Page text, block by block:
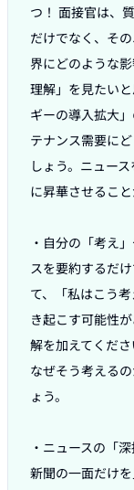
つ！ 面接官は、
だけでなく、そ
界にどのような
理解」を見たい
ギーの導入拡大
テナンス需要に
しょう。ニュー
に昇華させるこ
・自分の「考え
スを要約するだ
て、「私はこう
き起こす可能性
解を加えてくだ
なぜそう考える
ょう。
・ニュースの「
新聞の一面だけ